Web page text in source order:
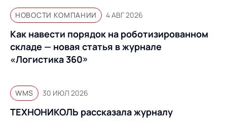
НОВОСТИ КОМПАНИИ 4 АВГ 2026
Как навести порядок на роботизированном
складе — новая статья в журнале
«Логистика 360»
WMS 30 ИЮЛ 2026
ТЕХНОНИКОЛЬ рассказала журналу